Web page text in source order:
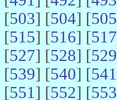
[503] [504] [505
[515] [516] [517
[527] [528] [529
[539] [540] [541
[551] [552] [553